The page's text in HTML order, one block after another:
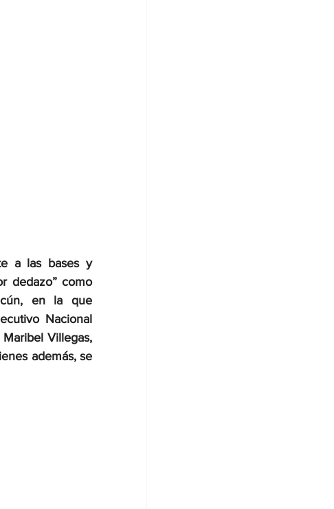
a las bases y
dedazo” como
en la que
Nacional
Maribel Villegas,
además, se